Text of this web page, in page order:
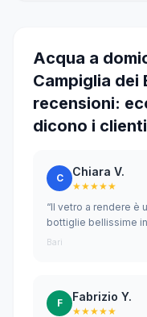
Acqua a
Campiglia dei
recensioni:
dicono i
C Chiara V.
★★★★★
“Il vetro a rendere è
bottiglie bellissime
Bari
F Fabrizio Y.
★★★★★